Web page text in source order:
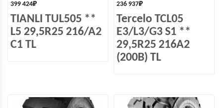
399 424₽
TIANLI TUL505 **
L5 29,5R25 216/A2
C1 TL
236 937₽
Tercelo TCL05
E3/L3/G3 S1 **
29,5R25 216A2
(200B) TL